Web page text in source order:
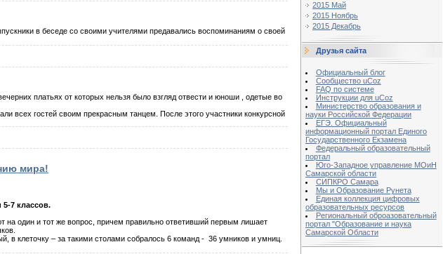
в беседе со своими учителями предавались воспоминаниям о своей
платьях от которых нельзя было взгляд отвести и юноши , одетые во
всех гостей своим прекрасным танцем. После этого участники конкурсной
мира!
7 классов.
на один и тот же вопрос, причем правильно ответивший первым лишает
в клеточку – за такими столами собралось 6 команд - 36 умников и умниц.
2015 Май
2015 Ноябрь
2015 Декабрь
Друзья сайта
Официальный блог
Сообщество uCoz
FAQ по системе
Инструкции для uCoz
Министерство образования и
науки Российской Федерации
ЕГЭ. Официальный
информационный портал Единого
Государственного Екзамена
Федеральный образовательный
портал
Юго-Западное управление МОиН
Самарской области
СИПКРО Самара
Мы и Образование Рунета
Единая коллекция цифровых
образовательных ресурсов
Региональный оброазовательный
портал "Образование и наука
Самарской Области